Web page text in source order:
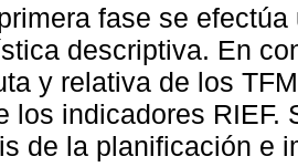
fase se
descriptiva. En
y relativa de los
los indicadores RIEF.
de la planificación e